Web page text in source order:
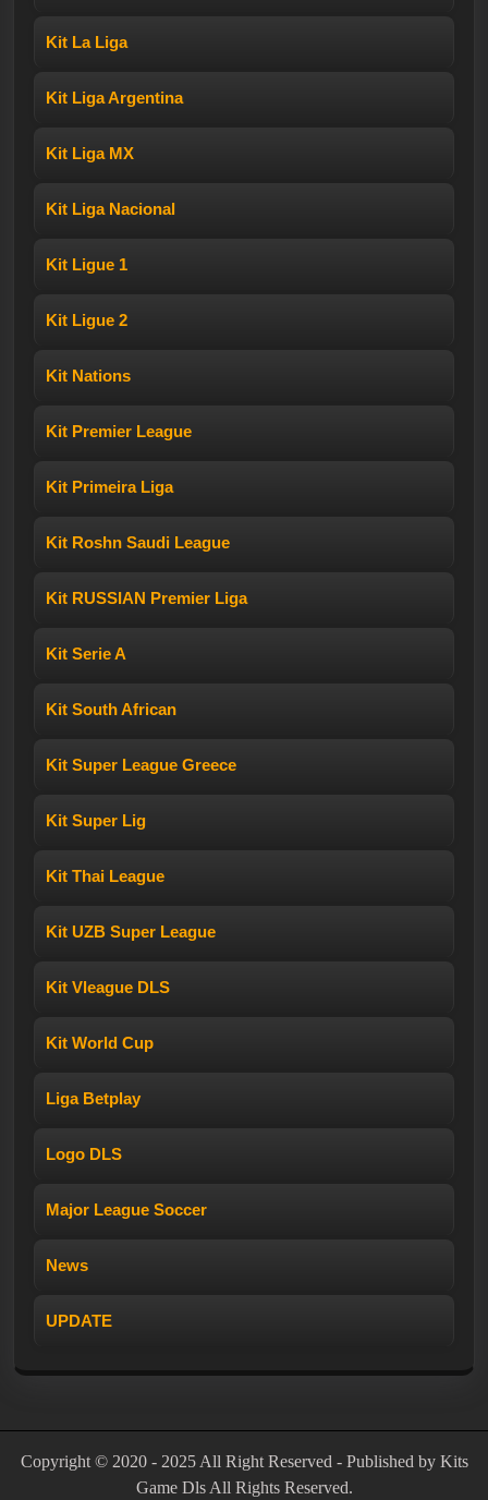
Kit La Liga
Kit Liga Argentina
Kit Liga MX
Kit Liga Nacional
Kit Ligue 1
Kit Ligue 2
Kit Nations
Kit Premier League
Kit Primeira Liga
Kit Roshn Saudi League
Kit RUSSIAN Premier Liga
Kit Serie A
Kit South African
Kit Super League Greece
Kit Super Lig
Kit Thai League
Kit UZB Super League
Kit Vleague DLS
Kit World Cup
Liga Betplay
Logo DLS
Major League Soccer
News
UPDATE
Copyright © 2020 - 2025 All Right Reserved - Published by Kits
Game Dls All Rights Reserved.